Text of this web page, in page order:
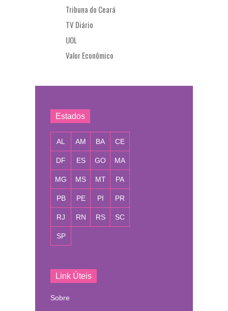
Tribuna do Ceará
TV Diário
UOL
Valor Econômico
Estados
AL AM BA CE
DF ES GO MA
MG MS MT PA
PB PE PI PR
RJ RN RS SC
SP
Link Úteis
Sobre